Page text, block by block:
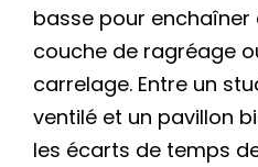
basse pour enchaîner
couche de ragréage
carrelage. Entre un
ventilé et un pavillon
les écarts de temps